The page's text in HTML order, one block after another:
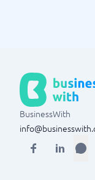
BusinessWith